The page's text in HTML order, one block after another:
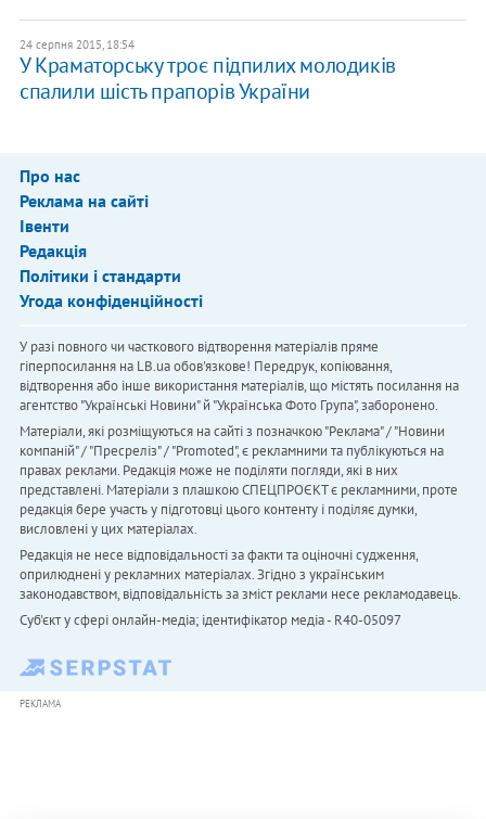
24 серпня 2015, 18:54
У Краматорську троє підпилих молодиків
спалили шість прапорів України
Про нас
Реклама на сайті
Івенти
Редакція
Політики і стандарти
Угода конфіденційності
У разі повного чи часткового відтворення матеріалів пряме
гіперпосилання на LB.ua обов'язкове! Передрук, копіювання,
відтворення або інше використання матеріалів, що містять посилання на
агентство "Українськi Новини" й "Українська Фото Група", заборонено.
Матеріали, які розміщуються на сайті з позначкою "Реклама" / "Новини
компаній" / "Пресреліз" / "Promoted", є рекламними та публікуються на
правах реклами. Редакція може не поділяти погляди, які в них
представлені. Матеріали з плашкою СПЕЦПРОЄКТ є рекламними, проте
редакція бере участь у підготовці цього контенту і поділяє думки,
висловлені у цих матеріалах.
Редакція не несе відповідальності за факти та оціночні судження,
оприлюднені у рекламних матеріалах. Згідно з українським
законодавством, відповідальність за зміст реклами несе рекламодавець.
Cуб'єкт у сфері онлайн-медіа; ідентифікатор медіа - R40-05097
РЕКЛАМА